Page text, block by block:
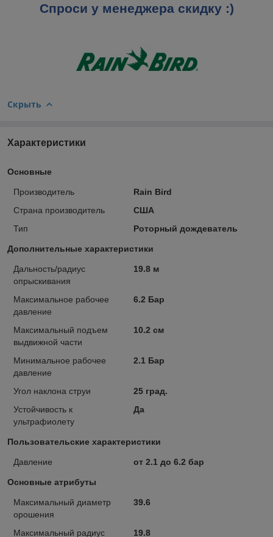
Спроси у менеджера скидку :)
Скрыть
Характеристики
Основные
Производитель
Rain Bird
Страна производитель
США
Тип
Роторный дождеватель
Дополнительные характеристики
Дальность/радиус
опрыскивания
19.8 м
Максимальное рабочее
давление
6.2 Бар
Максимальный подъем
выдвижной части
10.2 см
Минимальное рабочее
давление
2.1 Бар
Угол наклона струи
25 град.
Устойчивость к
ультрафиолету
Да
Пользовательские характеристики
Давление от 2.1 до 6.2 бар
Основные атрибуты
Максимальный диаметр
орошения
39.6
Максимальный радиус
19.8